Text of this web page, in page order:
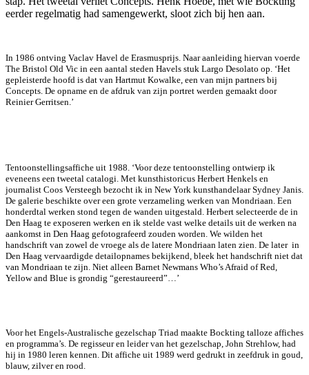
eerder regelmatig had samengewerkt, sloot zich bij hen aan.
In 1986 ontving Vaclav Havel de Erasmusprijs. Naar aanleiding hiervan voerde
The Bristol Old Vic in een aantal steden Havels stuk Largo Desolato op. ‘Het
gepleisterde hoofd is dat van Hartmut Kowalke, een van mijn partners bij
Concepts. De opname en de afdruk van zijn portret werden gemaakt door
Reinier Gerritsen.’
Tentoonstellingsaffiche uit 1988. ‘Voor deze tentoonstelling ontwierp ik
eveneens een tweetal catalogi. Met kunsthistoricus Herbert Henkels en
journalist Coos Versteegh bezocht ik in New York kunsthandelaar Sydney Janis.
De galerie beschikte over een grote verzameling werken van Mondriaan. Een
honderdtal werken stond tegen de wanden uit­gestald. Herbert selecteerde de in
Den Haag te exposeren werken en ik stelde vast welke details uit de werken na
aankomst in Den Haag gefotografeerd zouden worden. We wilden het
handschrift van zowel de vroege als de latere Mondriaan laten zien. De later in
Den Haag vervaardigde detailopnames bekijkend, bleek het handschrift niet dat
van Mondriaan te zijn. Niet alleen Barnet Newmans Who’s Afraid of Red,
Yellow and Blue is grondig “gerestaureerd”…’
Voor het Engels-Australische gezelschap Triad maakte Bockting talloze affiches
en programma’s. De regisseur en leider van het gezelschap, John Strehlow, had
hij in 1980 leren kennen. Dit affiche uit 1989 werd gedrukt in zeefdruk in goud,
blauw, zilver en rood.